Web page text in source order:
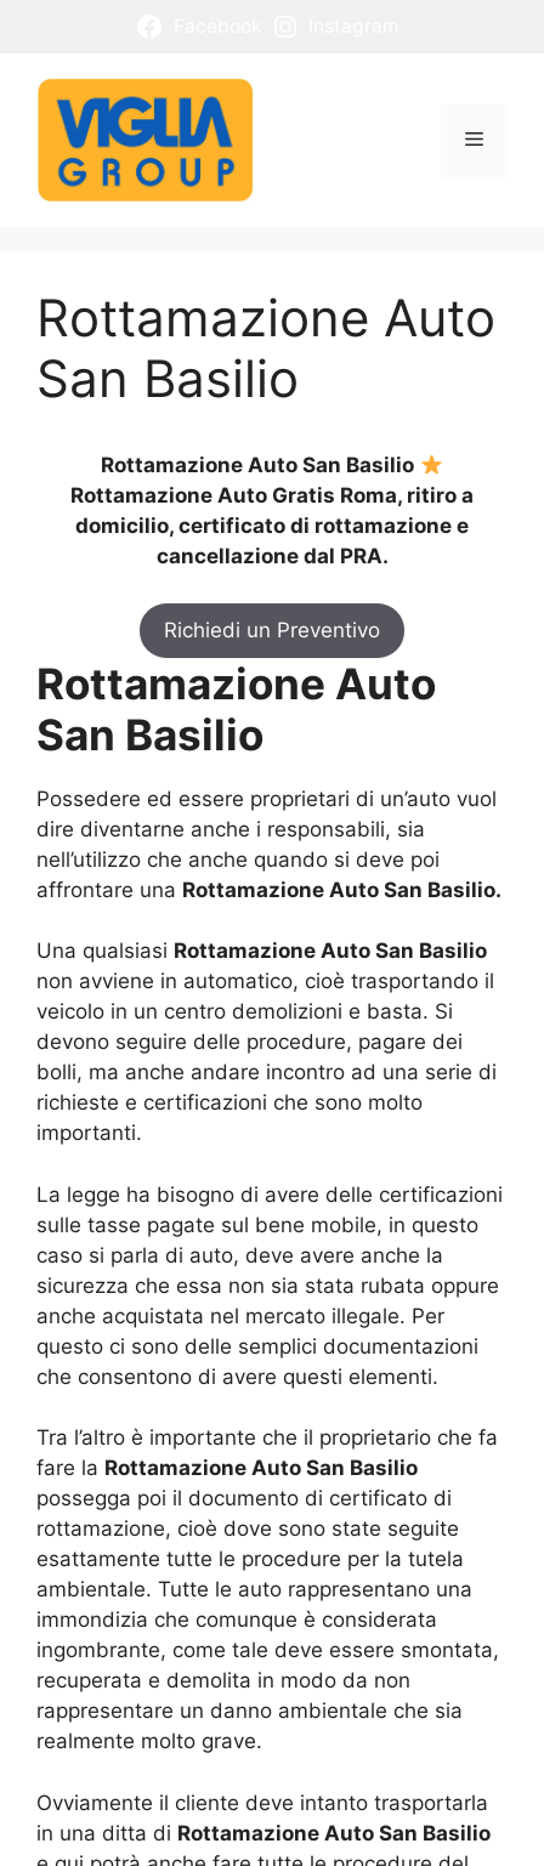
contenuto
Menu
Rottamazione Auto
San Basilio
Rottamazione Auto San Basilio
Rottamazione Auto Gratis Roma, ritiro a
domicilio, certificato di rottamazione e
cancellazione dal PRA.
Richiedi un Preventivo
Rottamazione Auto
San Basilio
Possedere ed essere proprietari di un’auto vuol
dire diventarne anche i responsabili, sia
nell’utilizzo che anche quando si deve poi
affrontare una Rottamazione Auto San Basilio.
Una qualsiasi Rottamazione Auto San Basilio
non avviene in automatico, cioè trasportando il
veicolo in un centro demolizioni e basta. Si
devono seguire delle procedure, pagare dei
bolli, ma anche andare incontro ad una serie di
richieste e certificazioni che sono molto
importanti.
La legge ha bisogno di avere delle certificazioni
sulle tasse pagate sul bene mobile, in questo
caso si parla di auto, deve avere anche la
sicurezza che essa non sia stata rubata oppure
anche acquistata nel mercato illegale. Per
questo ci sono delle semplici documentazioni
che consentono di avere questi elementi.
Tra l’altro è importante che il proprietario che fa
fare la Rottamazione Auto San Basilio
possegga poi il documento di certificato di
rottamazione, cioè dove sono state seguite
esattamente tutte le procedure per la tutela
ambientale. Tutte le auto rappresentano una
immondizia che comunque è considerata
ingombrante, come tale deve essere smontata,
recuperata e demolita in modo da non
rappresentare un danno ambientale che sia
realmente molto grave.
Ovviamente il cliente deve intanto trasportarla
in una ditta di Rottamazione Auto San Basilio